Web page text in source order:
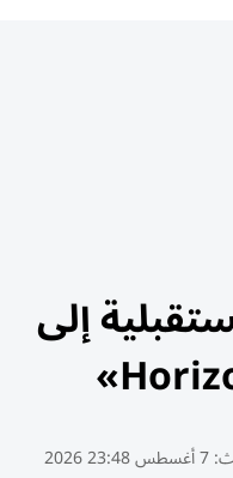
إلى
7 أغسطس 23:48 2026